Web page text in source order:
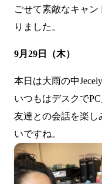
ごせて素敵なキャ
りました。
9月29日（木）
本日は大雨の中
いつもはデスクで
友達との会話を楽し
いですね。